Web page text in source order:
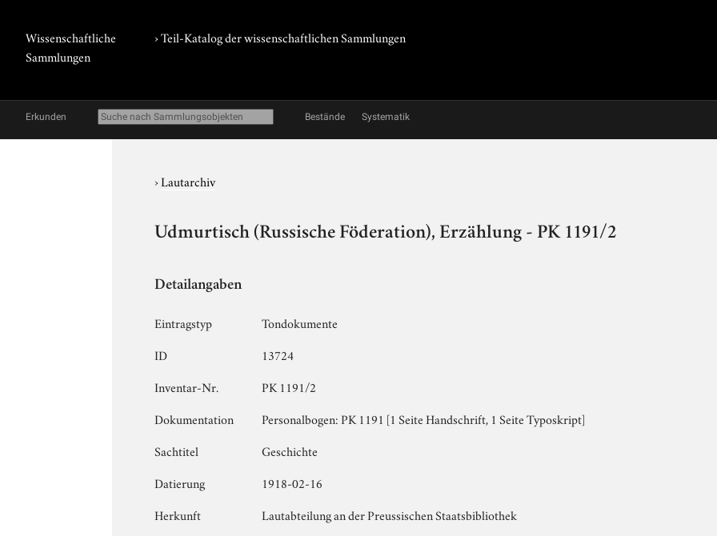
Wissenschaftliche
Sammlungen
› Teil-Katalog der wissenschaftlichen Sammlungen
Erkunden Bestände Systematik
›Lautarchiv
Udmurtisch (Russische Föderation), Erzählung - PK 1191/2
Detailangaben
Eintragstyp
Tondokumente
ID
13724
Inventar-Nr.
PK 1191/2
Dokumentation
Personalbogen: PK 1191 [1 Seite Handschrift, 1 Seite Typoskript]
Sachtitel
Geschichte
Datierung
1918-02-16
Herkunft
Lautabteilung an der Preussischen Staatsbibliothek